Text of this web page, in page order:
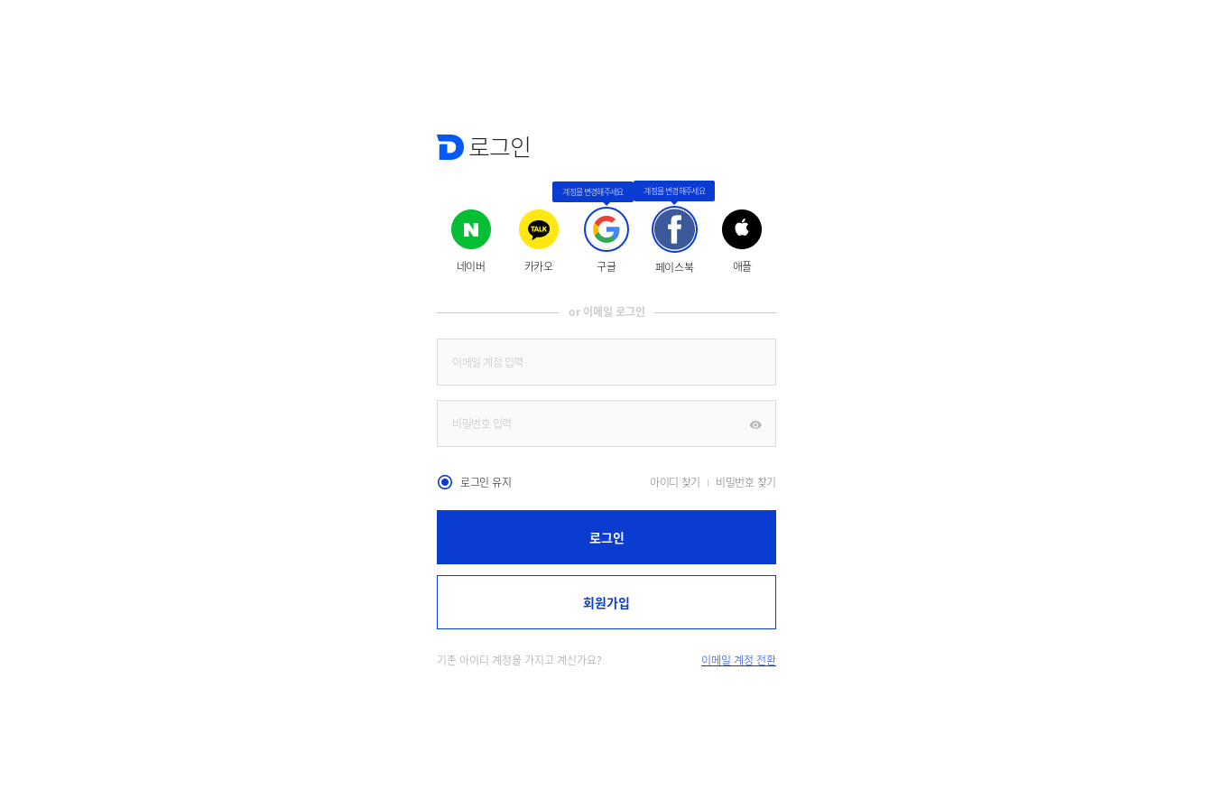
로그인
네이버 카카오 구글 페이스북 애플
or 이메일 로그인
로그인 유지 아이디 찾기 비밀번호 찾기
로그인
회원가입
기존 아이디 계정을 가지고 계신가요? 이메일 계정 전환